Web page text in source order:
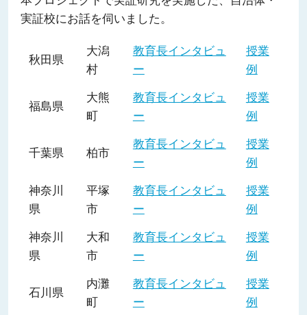
実証校にお話を伺いました。
秋田県
大潟
村
教育長インタビュ
ー
授業
例
福島県
大熊
町
教育長インタビュ
ー
授業
例
千葉県 柏市
教育長インタビュ
ー
授業
例
神奈川
県
平塚
市
教育長インタビュ
ー
授業
例
神奈川
県
大和
市
教育長インタビュ
ー
授業
例
石川県
内灘
町
教育長インタビュ
ー
授業
例